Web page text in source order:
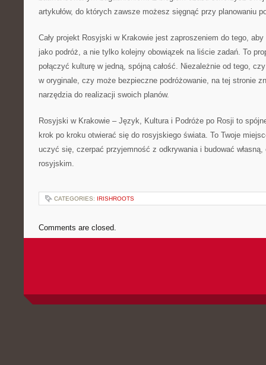
artykułów, do których zawsze możesz sięgnąć przy planowaniu
Cały projekt Rosyjski w Krakowie jest zaproszeniem do tego,
jako podróż, a nie tylko kolejny obowiązek na liście zadań. To
połączyć kulturę w jedną, spójną całość. Niezależnie od tego,
w oryginale, czy może bezpieczne podróżowanie, na tej stronie
narzędzia do realizacji swoich planów.
Rosyjski w Krakowie – Język, Kultura i Podróże po Rosji to
krok po kroku otwierać się do rosyjskiego świata. To Twoje
uczyć się, czerpać przyjemność z odkrywania i budować
rosyjskim.
CATEGORIES: IRISHROOTS
Comments are closed.